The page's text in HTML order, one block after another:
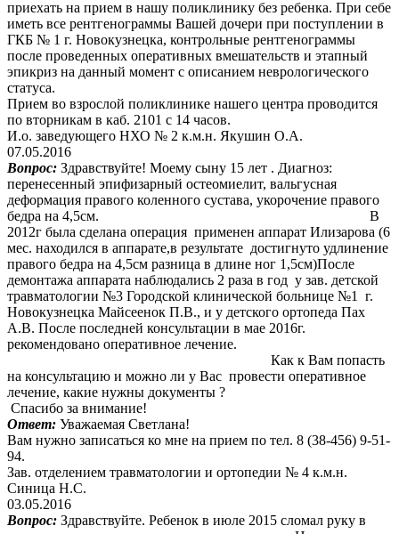
приехать на прием в нашу поликлинику без ребенка. При себе
иметь все рентгенограммы Вашей дочери при поступлении в
ГКБ № 1 г. Новокузнецка, контрольные рентгенограммы
после проведенных оперативных вмешательств и этапный
эпикриз на данный момент с описанием неврологического
статуса.
Прием во взрослой поликлинике нашего центра проводится
по вторникам в каб. 2101 с 14 часов.
И.о. заведующего НХО № 2 к.м.н. Якушин О.А.
07.05.2016
Вопрос: Здравствуйте! Моему сыну 15 лет . Диагноз:
перенесенный эпифизарный остеомиелит, вальгусная
деформация правого коленного сустава, укорочение правого
бедра на 4,5см. В
2012г была сделана операция применен аппарат Илизарова (6
мес. находился в аппарате,в результате достигнуто удлинение
правого бедра на 4,5см разница в длине ног 1,5см)После
демонтажа аппарата наблюдались 2 раза в год у зав. детской
травматологии №3 Городской клинической больнице №1 г.
Новокузнецка Майсеенок П.В., и у детского ортопеда Пах
А.В. После последней консультации в мае 2016г.
рекомендовано оперативное лечение.
Как к Вам попасть
на консультацию и можно ли у Вас провести оперативное
лечение, какие нужны документы ?
Спасибо за внимание!
Ответ: Уважаемая Светлана!
Вам нужно записаться ко мне на прием по тел. 8 (38-456) 9-51-
94.
Зав. отделением травматологии и ортопедии № 4 к.м.н.
Синица Н.С.
03.05.2016
Вопрос: Здравствуйте. Ребенок в июле 2015 сломал руку в